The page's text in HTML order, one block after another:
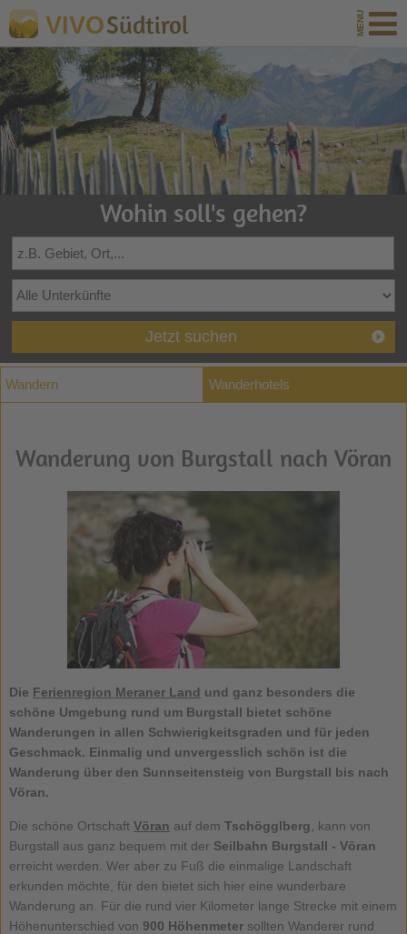
VIVOSüdtirol
Wohin soll's gehen?
Jetzt suchen
Wandern Wanderhotels
Wanderung von Burgstall nach Vöran
Die Ferienregion Meraner Land und ganz besonders die
schöne Umgebung rund um Burgstall bietet schöne
Wanderungen in allen Schwierigkeitsgraden und für jeden
Geschmack. Einmalig und unvergesslich schön ist die
Wanderung über den Sunnseitensteig von Burgstall bis nach
Vöran.
Die schöne Ortschaft Vöran auf dem Tschögglberg , kann von
Burgstall aus ganz bequem mit der Seilbahn Burgstall - Vöran
erreicht werden. Wer aber zu Fuß die einmalige Landschaft
erkunden möchte, für den bietet sich hier eine wunderbare
Wanderung an. Für die rund vier Kilometer lange Strecke mit einem
Höhenunterschied von 900 Höhenmetersollten Wanderer rund